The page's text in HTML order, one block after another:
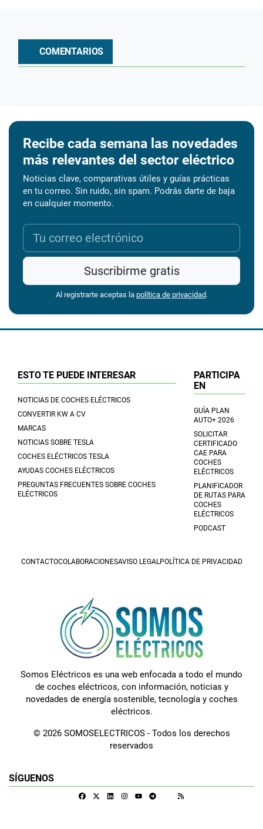
COMENTARIOS
Recibe cada semana las novedades
más relevantes del sector eléctrico
Noticias clave, comparativas útiles y guías prácticas
en tu correo. Sin ruido, sin spam. Podrás darte de baja
en cualquier momento.
Suscribirme gratis
Al registrarte aceptas la política de privacidad.
ESTO TE PUEDE INTERESAR
NOTICIAS DE COCHES ELÉCTRICOS
CONVERTIR KW A CV
MARCAS
NOTICIAS SOBRE TESLA
COCHES ELÉCTRICOS TESLA
AYUDAS COCHES ELÉCTRICOS
PREGUNTAS FRECUENTES SOBRE COCHES
ELÉCTRICOS
PARTICIPA
EN
GUÍA PLAN
AUTO+ 2026
SOLICITAR
CERTIFICADO
CAE PARA
COCHES
ELÉCTRICOS
PLANIFICADOR
DE RUTAS PARA
COCHES
ELÉCTRICOS
PODCAST
CONTACTOCOLABORACIONESAVISO LEGAL POLÍTICA DE PRIVACIDAD
Somos Eléctricos es una web enfocada a todo el mundo
de coches eléctricos, con información, noticias y
novedades de energía sostenible, tecnología y coches
eléctricos.
© 2026 SOMOSELECTRICOS - Todos los derechos
reservados
SÍGUENOS
FacebookLinkedinInstagramTelegram
Google Discover